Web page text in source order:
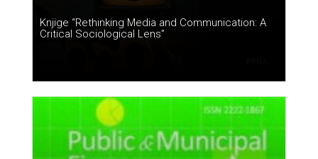
Knjige “Rethinking Media and Communication: A
Critical Sociological Lens”